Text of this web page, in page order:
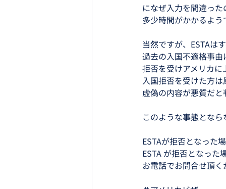
になぜ入力を間違っ
多少時間がかかるよ
当然ですが、ESTAは
過去の入国不適格事
拒否を受けアメリカ
入国拒否を受けた方
虚偽の内容が悪質だ
このような事態とな
ESTAが拒否となった
ESTA が拒否となっ
お電話でお問合せ頂く